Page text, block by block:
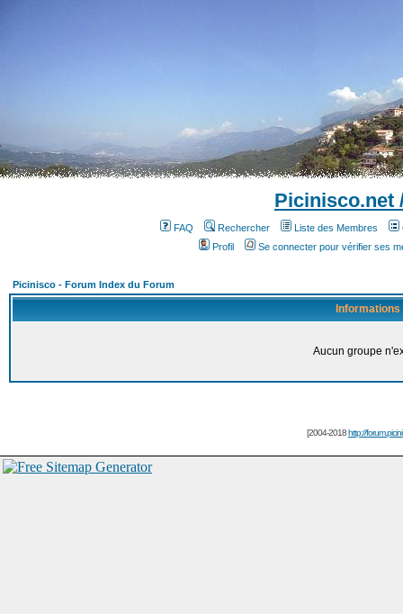
Picinisco.net
FAQ Rechercher Liste des Membres
Profil
Se connecter pour vérifier ses
Picinisco - Forum Index du Forum
Informations
Aucun groupe
[2004-2018http://